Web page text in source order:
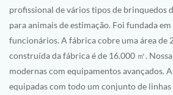
profissional de vários tipos de brinquedos
para animais de estimação. Foi fundada
funcionários. A fábrica cobre uma área de
construída da fábrica é de 16.000 ㎡.
modernas com equipamentos avançados.
equipadas com todo um conjunto de